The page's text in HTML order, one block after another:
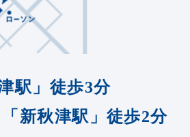
津駅」徒歩3分
「新秋津駅」徒歩2分